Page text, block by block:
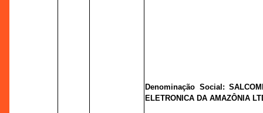
Denominação Social:
ELETRONICA DA AMAZÔNIA